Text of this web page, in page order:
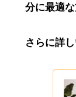
分に最適
さらに詳